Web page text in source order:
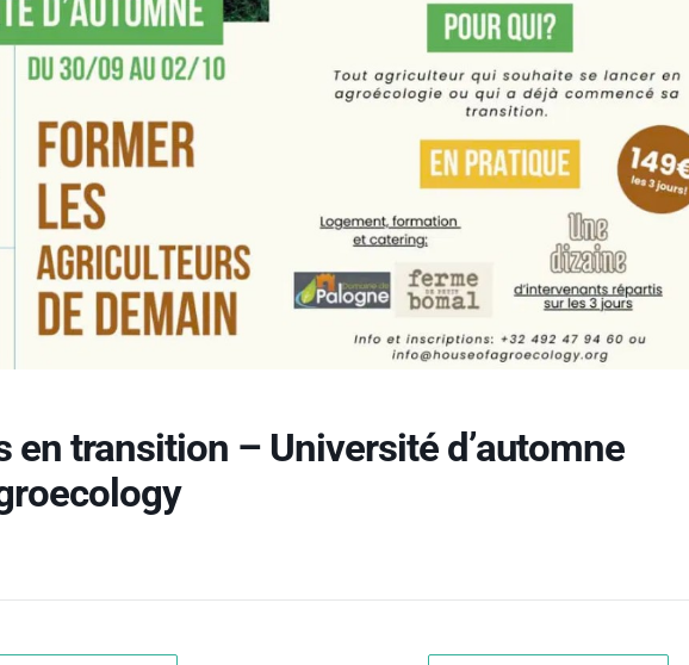
en transition – Université d’automne